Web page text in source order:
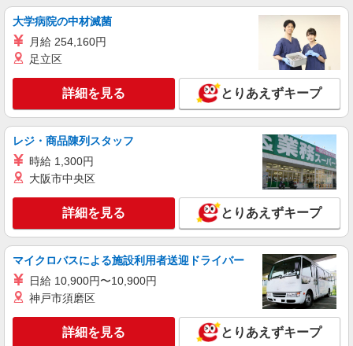
格手当あり
社会福祉法人 きらめき会 特別養護老人ホー
ム 若葉いこいの里 （千葉県千葉市若葉区若松町
キープ 詳細を見る
厨房スタッフ
時給1,350円〜1,400円 ※経験・能力による
住宅型有料老人ホーム リブイン若葉 （千葉
県千葉市若葉区小倉町1763-12）
キープ 詳細を見る
契約社員
サンワフーズ株式会社
月給27万〜28万円 ※資格・経験による ★資格
手当あり
大学病院の中材滅菌
月給 254,160円
足立区
詳細を見る とりあえずキープ
レジ・商品陳列スタッフ
時給 1,300円
大阪市中央区
詳細を見る とりあえずキープ
マイクロバスによる施設利用者送迎ドライバー
日給 10,900円〜10,900円
神戸市須磨区
詳細を見る とりあえずキープ